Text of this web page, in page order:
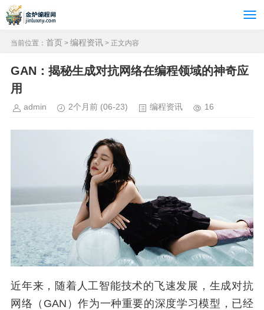
当前位置： 首页 > 编程资讯 > 正文内容
GAN：揭秘生成对抗网络在编程领域的神奇应
用
admin 2个月前 (06-23) 编程资讯 16
近年来，随着人工智能技术的飞速发展，生成对抗
网络（GAN）作为一种重要的深度学习模型，已经